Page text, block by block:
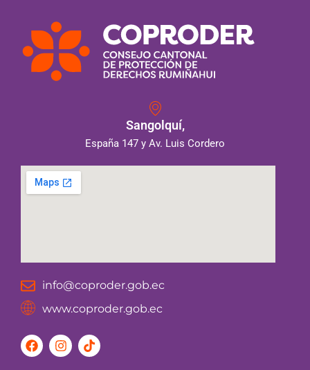
Sangolquí,
España 147 y Av. Luis Cordero
info@coproder.gob.ec
www.coproder.gob.ec
F
a
I
n
T
i